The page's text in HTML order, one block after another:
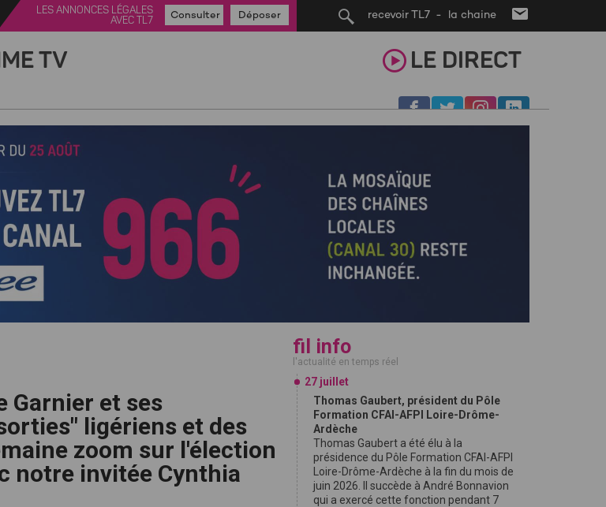
recevoir TL7 - la chaine
LES ANNONCES LÉGALES
AVEC TL7
Consulter Déposer
TV LE DIRECT
Garnier et ses
ligériens et des
zoom sur l'élection
notre invitée Cynthia
fil info
l'actualité en temps réel
27 juillet
Thomas Gaubert, président du Pôle
Formation CFAI-AFPI Loire-Drôme-
Ardèche
Thomas Gaubert a été élu à la
présidence du Pôle Formation CFAI-AFPI
Loire-Drôme-Ardèche à la fin du mois de
juin 2026. Il succède à André Bonnavion
qui a exercé cette fonction pendant 7